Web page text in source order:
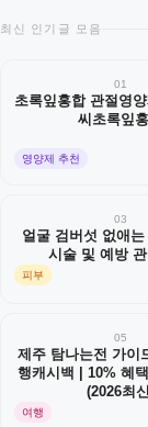
최신 인기글 모음
01
초록잎홍합 관절영
씨초록잎
영양제 추천
03
얼굴 검버섯 없애는
시술 및 예방
피부
05
제주 탐나는전 가이
행캐시백 | 10% 혜
(2026최
여행